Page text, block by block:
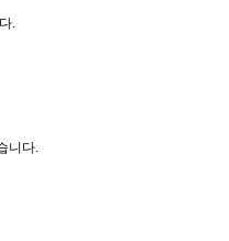
.
니다.